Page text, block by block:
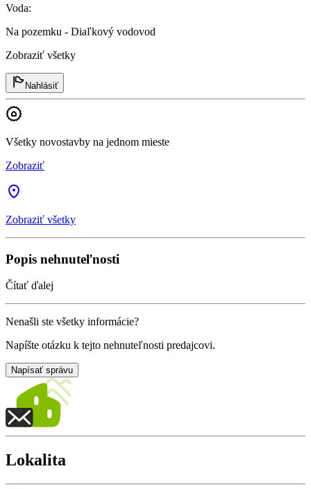
Voda:
Na pozemku - Diaľkový vodovod
Zobraziť všetky
Nahlásiť
Všetky novostavby na jednom mieste
Zobraziť
Zobraziť všetky
Popis nehnuteľnosti
Čítať ďalej
Nenašli ste všetky informácie?
Napíšte otázku k tejto nehnuteľnosti predajcovi.
Napísať správu
Lokalita